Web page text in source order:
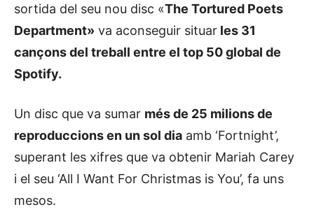
sortida del seu nou disc «The Tortured Poets
Department» va aconseguir situar les 31
cançons del treball entre el top 50 global de
Spotify.
Un disc que va sumar més de 25 milions de
reproduccions en un sol dia amb ‘Fortnight’,
superant les xifres que va obtenir Mariah Carey
i el seu ‘All I Want For Christmas is You’, fa uns
mesos.